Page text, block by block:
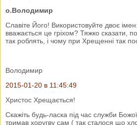
о.Володимир
Славіте Його! Використовуйте двоє
вважається це гріхом? Тяжко сказати,
так роблять, і чому при Хрещенні так
Володимир
2015-01-20 в 11:45:49
Христос Хрещається!
Скажіть будь-ласка під час служби
тримав хоругву сам ( так сталося що